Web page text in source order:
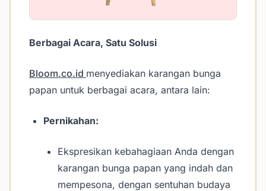
Berbagai Acara, Satu Solusi
Bloom.co.id menyediakan karangan bunga
papan untuk berbagai acara, antara lain:
Pernikahan:
Ekspresikan kebahagiaan Anda dengan
karangan bunga papan yang indah dan
mempesona, dengan sentuhan budaya